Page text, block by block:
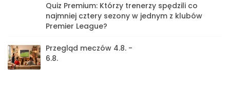
Quiz Premium: Którzy trenerzy spędzili co
najmniej cztery sezony w jednym z klubów
Premier League?
Przegląd meczów 4.8. -
6.8.